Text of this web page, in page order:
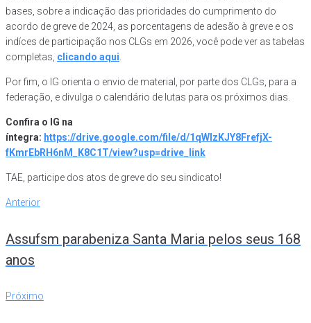
bases, sobre a indicação das prioridades do cumprimento do
acordo de greve de 2024, as porcentagens de adesão à greve e os
indíces de participação nos CLGs em 2026, você pode ver as tabelas
completas, clicando aqui
Por fim, o IG orienta o envio de material, por parte dos CLGs, para a
federação, e divulga o calendário de lutas para os próximos dias.
Confira o IG na
íntegra: https://drive.google.com/file/d/1qWlzKJY8FrefjX-
fKmrEbRH6nM_K8C1T/view?usp=drive_link
TAE, participe dos atos de greve do seu sindicato!
Navegação
Post
Anterior
Anterior
Assufsm parabeniza Santa Maria pelos seus 168
anos
Próximo
Próximo